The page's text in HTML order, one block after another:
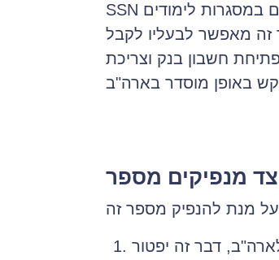
SSN הוא מספר בן תשע ספרות אותו הרשות לביטוח לאומי בארה"ב מנפיקה לתושבי קבע, לעובדים ולנמצאים במסגרות לימודים
זה מאפשר לבעליו לקבל
חשבון בנק וצריכת
דבר זה יפטור